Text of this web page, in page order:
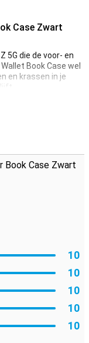
Case Zwart
5G die de voor- en
Book Case wel
en krassen in je
voor pasjes en
belangrijkste
Book Case Zwart
10
10
10
10
10